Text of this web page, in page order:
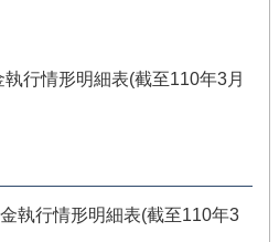
行情形明細表(截至110年3月
執行情形明細表(截至110年3